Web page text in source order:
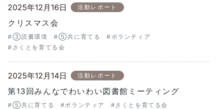
2025年12月16日 活動レポート
クリスマス会
#③読書環境 #⑤共に育てる
#ボランティア
#さくとを育てる会
2025年12月14日 活動レポート
第13回みんなでわいわい図書館ミーティング
#⑤共に育てる #ボランティア #さくとを育てる会